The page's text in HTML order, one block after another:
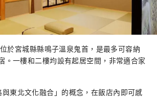
於宮城縣縣鳴子溫泉鬼首，是最多可容納
。一樓和二樓均設有起居空間，非常適合家
東北文化融合」的概念，在飯店內即可感